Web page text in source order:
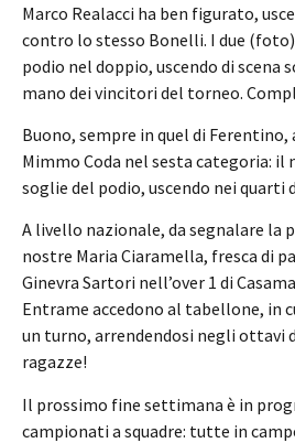
Marco Realacci ha ben figurato,
contro lo stesso Bonelli. I due
podio nel doppio, uscendo di scena
mano dei vincitori del torneo.
Buono, sempre in quel di Ferentino,
Mimmo Coda nel sesta categoria: il
soglie del podio, uscendo nei quarti
A livello nazionale, da segnalare la
nostre Maria Ciaramella, fresca di
Ginevra Sartori nell’over 1 di
Entrame accedono al tabellone, in
un turno, arrendendosi negli ottavi
ragazze!
Il prossimo fine settimana è in
campionati a squadre: tutte in